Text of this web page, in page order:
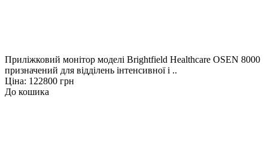
Приліжковий монітор моделі Brightfield Healthcare OSEN 8000
призначений для відділень інтенсивної і ..
Ціна: 122800 грн
До кошика